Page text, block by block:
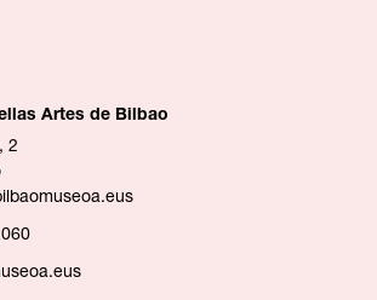
Artes de Bilbao
2